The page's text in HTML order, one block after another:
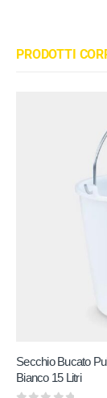
PRODOTTI
Secchio Bucato
Bianco 15 Litri